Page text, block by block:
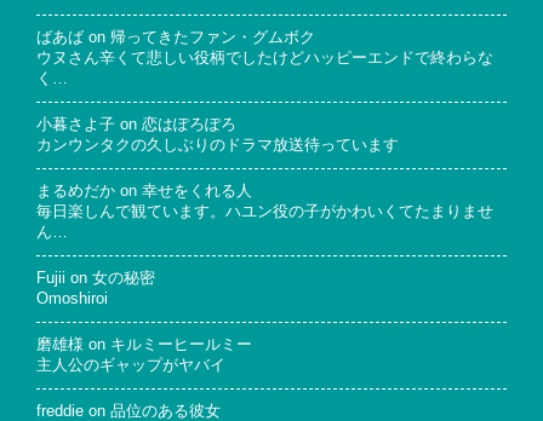
ばあば on 帰ってきたファン・グムボク
ウヌさん辛くて悲しい役柄でしたけどハッピーエンドで終わらな
く…
小暮さよ子 on 恋はぽろぽろ
カンウンタクの久しぶりのドラマ放送待っています
まるめだか on 幸せをくれる人
毎日楽しんで観ています。ハユン役の子がかわいくてたまりませ
ん…
Fujii on 女の秘密
Omoshiroi
磨雄様 on キルミーヒールミー
主人公のギャップがヤバイ
freddie on 品位のある彼女